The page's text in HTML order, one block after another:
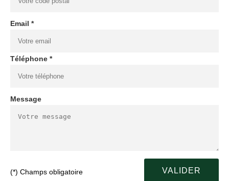
Email *
Téléphone *
Message
(*) Champs obligatoire